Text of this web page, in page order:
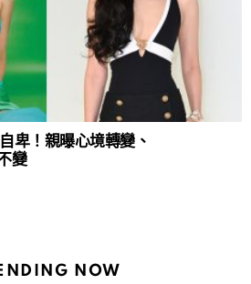
卑！親曝心境轉變、
變
NOW